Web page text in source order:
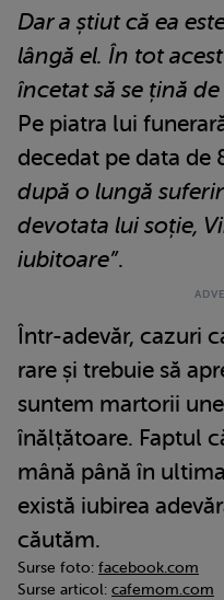
Dar a știut că ea
lângă el. În tot
încetat să se țină
Pe piatra lui
decedat pe data de
după o lungă
devotata lui soție,
iubitoare”.
Într-adevăr, cazuri
rare și trebuie să
suntem martorii
înălțătoare. Faptul
mână până în
există iubirea
căutăm.
Surse foto: facebook.com
Surse articol: cafemom.com